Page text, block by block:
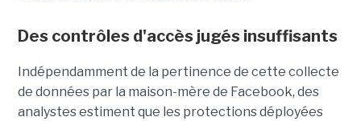
Des contrôles d'accès jugés insuffisants
Indépendamment de la pertinence de cette collecte
de données par la maison-mère de Facebook, des
analystes estiment que les protections déployées